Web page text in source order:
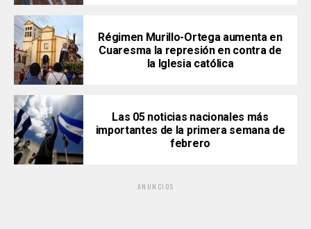
Régimen Murillo-Ortega aumenta en
Cuaresma la represión en contra de
la Iglesia católica
Las 05 noticias nacionales más
importantes de la primera semana de
febrero
ANUNCIOS